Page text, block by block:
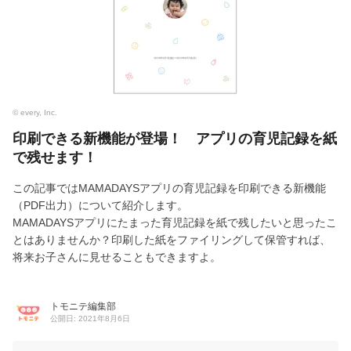
© every, Inc.
印刷できる新機能が登場！ アプリの育児記録を紙
で残せます！
この記事ではMAMADAYSアプリの育児記録を印刷できる新機能
（PDF出力）について紹介します。
MAMADAYSアプリにたまった育児記録を紙で残したいと思ったこ
とはありませんか？印刷した紙をファイリングして保管すれば、
将来お子さんに見せることもできますよ。
トモニテ編集部
公開日: 2021年8月6日